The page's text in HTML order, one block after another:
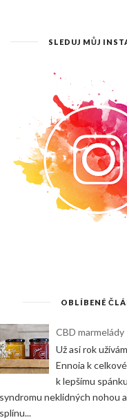
SLEDUJ MŮJ
OBLÍBENÉ
CBD marmelády
Už asi rok
Ennoia k
k lepšímu
syndromu neklidných nohou
splínu...